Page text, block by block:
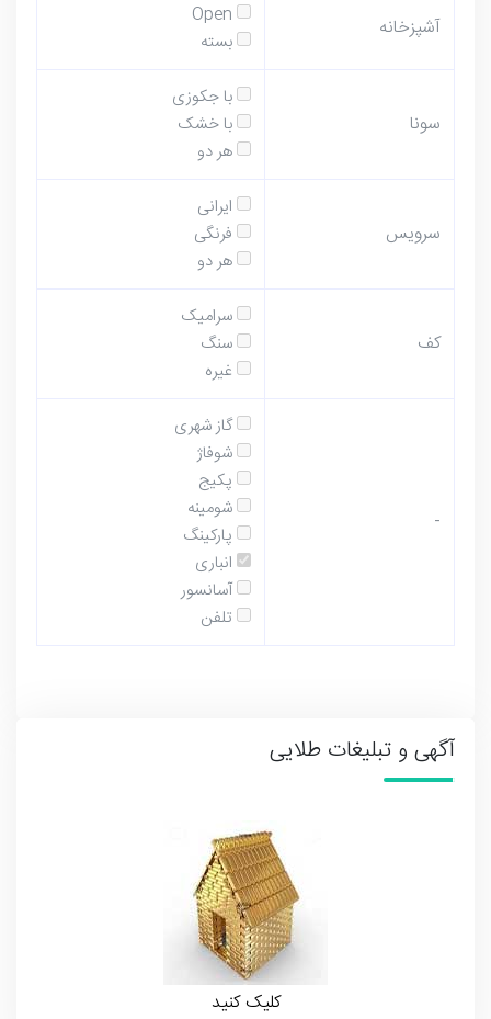
آشپزخانه
Open
بسته
سونا
با جکوزی
با خشک
هر دو
سرویس
ایرانی
فرنگی
هر دو
کف
سرامیک
سنگ
غیره
-
گاز شهری
شوفاژ
پکیج
شومینه
پارکینگ
انباری
آسانسور
تلفن
آگهی و تبلیغات طلایی
کلیک کنید